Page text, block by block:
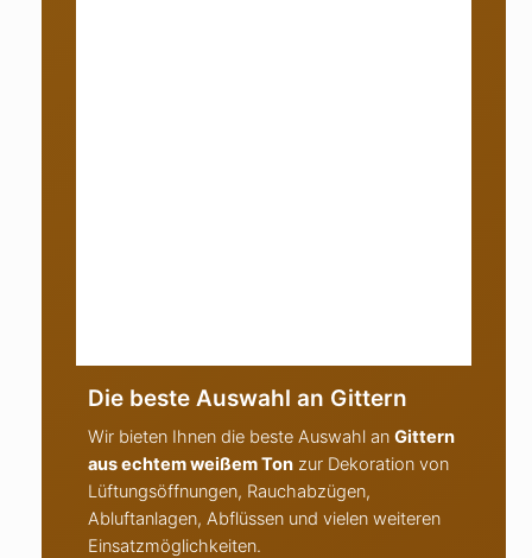
Die beste Auswahl an Gittern
Wir bieten Ihnen die beste Auswahl anGittern
aus echtem weißem Ton zur Dekoration von
Lüftungsöffnungen, Rauchabzügen,
Abluftanlagen, Abflüssen und vielen weiteren
Einsatzmöglichkeiten.